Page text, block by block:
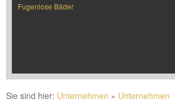
Fugenlose Bäder
Sie sind hier: Unternehmen » Unternehmen